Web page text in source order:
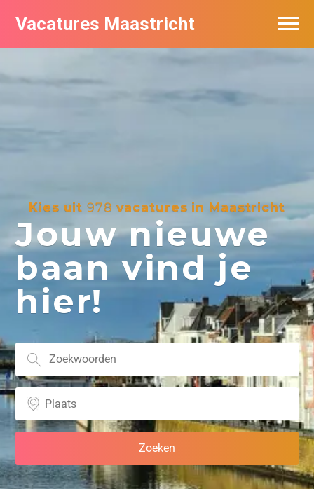
Vacatures Maastricht
Kies uit978 vacatures in Maastricht
Jouw nieuwe
baan vind je
hier!
Vacatures per bedrijf in Maastricht
De populairste vacatures in Maastricht